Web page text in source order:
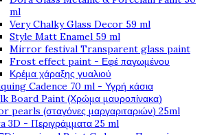
ml
Very Chalky Glass Decor 59 ml
Style Matt Enamel 59 ml
Mirror festival Transparent glass paint
Frost effect paint - Εφέ παγωμένου
Κρέμα χάραξης γυαλιού
Cadence 70 ml - Υγρή κάσια
Board Paint (Χρώμα μαυροπίνακα)
pearls (σταγόνες μαργαριταριών) 25ml
3D - Περιγράμματα 25 ml